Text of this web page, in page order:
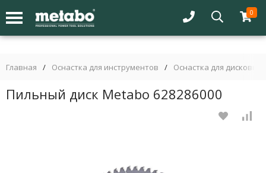
0
Главная / Оснастка для инструментов / Оснастка для дисковых
Пильный диск Metabo 628286000